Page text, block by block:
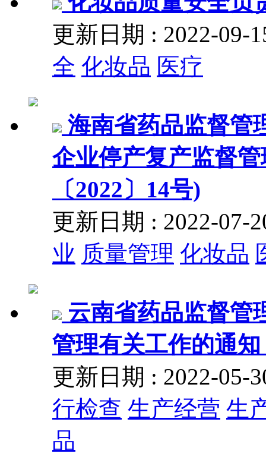
更新日期 : 2022-09-
全 化妆品 医疗
海南省药品监督管
企业停产复产监督
〔2022〕14号)
更新日期 : 2022-07-
业 质量管理 化妆品
云南省药品监督管
管理有关工作的通
更新日期 : 2022-05-
行检查 生产经营 生
品